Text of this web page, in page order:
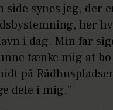
side synes jeg, der
her
i dag. Min far
tænke mig at bo
på
dele i mig."